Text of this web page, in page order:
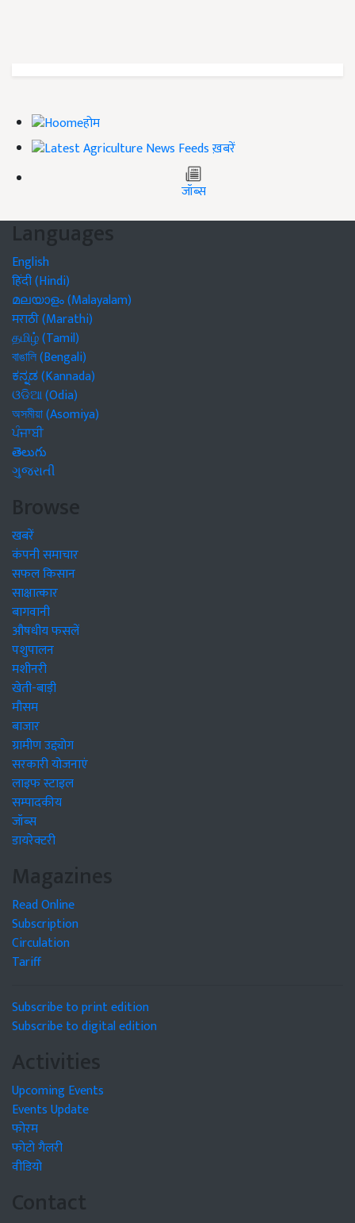
होम
ख़बरें
जॉब्स
Languages
English
हिंदी (Hindi)
മലയാളം (Malayalam)
मराठी (Marathi)
தமிழ் (Tamil)
বাঙালি (Bengali)
ಕನ್ನಡ (Kannada)
ଓଡିଆ (Odia)
অসমীয়া (Asomiya)
ਪੰਜਾਬੀ
తెలుగు
ગુજરાતી
Browse
खबरें
कंपनी समाचार
सफल किसान
साक्षात्कार
बागवानी
औषधीय फसलें
पशुपालन
मशीनरी
खेती-बाड़ी
मौसम
बाजार
ग्रामीण उद्द्योग
सरकारी योजनाएं
लाइफ स्टाइल
सम्पादकीय
जॉब्स
डायरेक्टरी
Magazines
Read Online
Subscription
Circulation
Tariff
Subscribe to print edition
Subscribe to digital edition
Activities
Upcoming Events
Events Update
फोरम
फोटो गैलरी
वीडियो
Contact